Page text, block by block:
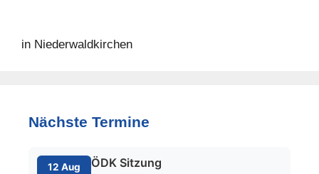
in Niederwaldkirchen
Nächste Termine
12 Aug ÖDK Sitzung